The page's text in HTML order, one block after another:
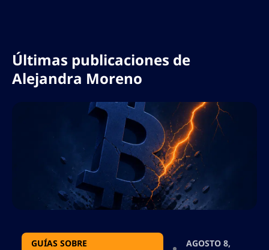
Últimas publicaciones de
Alejandra Moreno
GUÍAS SOBRE
AGOSTO 8,